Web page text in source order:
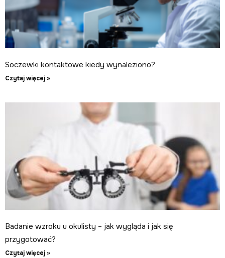
Soczewki kontaktowe kiedy wynaleziono?
Czytaj więcej »
Badanie wzroku u okulisty – jak wygląda i jak się
przygotować?
Czytaj więcej »